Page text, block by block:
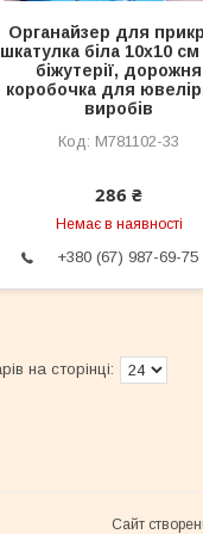
Органайзер для
шкатулка біла 10х10
біжутерії, дорожня
коробочка для
виробів
M781102-33
286 ₴
Немає в наявності
+380 (67) 987-69-75
Сайт